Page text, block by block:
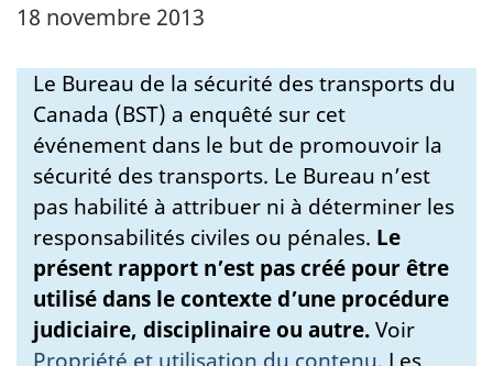
18 novembre 2013
Le Bureau de la sécurité des transports du
Canada (BST) a enquêté sur cet
événement dans le but de promouvoir la
sécurité des transports. Le Bureau n’est
pas habilité à attribuer ni à déterminer les
responsabilités civiles ou pénales. Le
présent rapport n’est pas créé pour être
utilisé dans le contexte d’une procédure
judiciaire, disciplinaire ou autre.Voir